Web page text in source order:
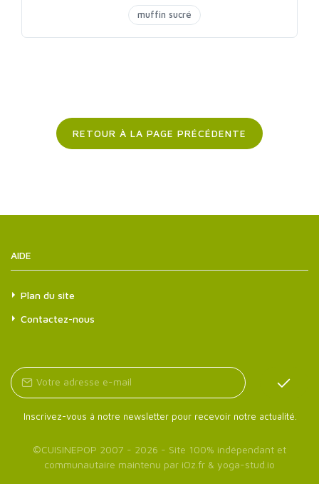
muffin sucré
RETOUR À LA PAGE PRÉCÉDENTE
AIDE
Plan du site
Contactez-nous
Inscrivez-vous à notre newsletter pour recevoir notre actualité.
©CUISINEPOP 2007 - 2026 - Site 100% indépendant et
communautaire maintenu par iOz.fr & yoga-stud.io